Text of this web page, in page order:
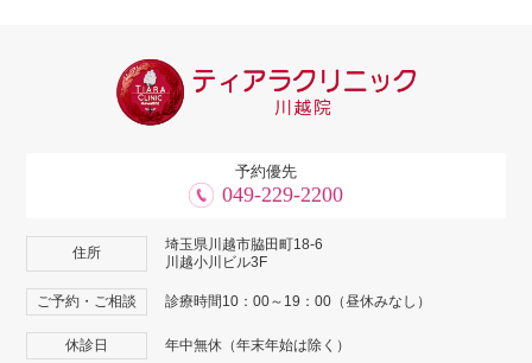
予約優先
049-229-2200
住所
埼玉県川越市脇田町18-6
川越小川ビル3F
ご予約・ご相談 診療時間10：00～19：00（昼休みなし）
休診日 年中無休（年末年始は除く）